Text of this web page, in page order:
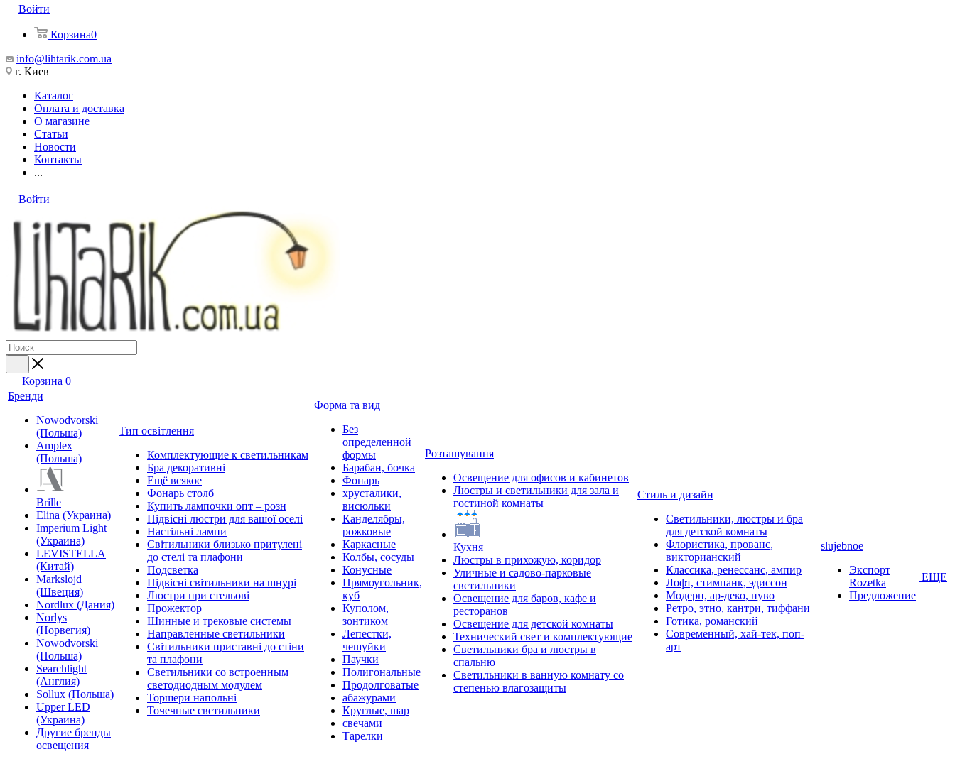
Войти
Корзина0
info@lihtarik.com.ua
г. Киев
Каталог
Оплата и доставка
О магазине
Статьи
Новости
Контакты
...
Войти
Корзина 0
Бренди
Nowodvorski
(Польша)
Amplex
(Польша)
Brille
Elina (Украина)
Imperium Light
(Украина)
LEVISTELLA
(Китай)
Markslojd
(Швеция)
Nordlux (Дания)
Norlys
(Норвегия)
Nowodvorski
(Польша)
Searchlight
(Англия)
Sollux (Польша)
Upper LED
(Украина)
Другие бренды
освещения
Тип освітлення
Комплектующие к светильникам
Бра декоративні
Ещё всякое
Фонарь столб
Купить лампочки опт – розн
Підвісні люстри для вашої оселі
Настільні лампи
Світильники близько притулені
до стелі та плафони
Подсветка
Підвісні світильники на шнурі
Люстри при стельові
Прожектор
Шинные и трековые системы
Направленные светильники
Світильники приставні до стіни
та плафони
Светильники со встроенным
светодиодным модулем
Торшери напольні
Точечные светильники
Форма та вид
Без
определенной
формы
Барабан, бочка
Фонарь
хрусталики,
висюльки
Канделябры,
рожковые
Каркасные
Колбы, сосуды
Конусные
Прямоугольник,
куб
Куполом,
зонтиком
Лепестки,
чешуйки
Паучки
Полигональные
Продолговатые
абажурами
Круглые, шар
свечами
Тарелки
Розташування
Освещение для офисов и кабинетов
Люстры и светильники для зала и
гостиной комнаты
Кухня
Люстры в прихожую, коридор
Уличные и садово-парковые
светильники
Освещение для баров, кафе и
ресторанов
Освещение для детской комнаты
Технический свет и комплектующие
Светильники бра и люстры в
спальню
Светильники в ванную комнату со
степенью влагозащиты
Стиль и дизайн
Светильники, люстры и бра
для детской комнаты
Флористика, прованс,
викторианский
Классика, ренессанс, ампир
Лофт, стимпанк, эдиссон
Модерн, ар-деко, нуво
Ретро, этно, кантри, тиффани
Готика, романский
Современный, хай-тек, поп-
арт
slujebnoe
Экспорт
Rozetka
Предложение
+
ЕЩЕ